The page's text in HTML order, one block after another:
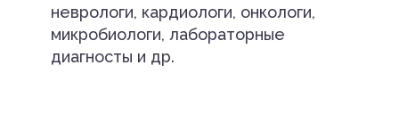
неврологи, кардиологи, онкологи,
микробиологи, лабораторные
диагносты и др.